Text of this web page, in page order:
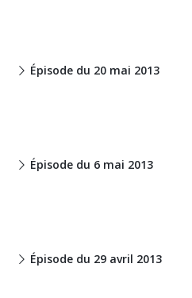
Épisode du 20 mai 2013
Épisode du 6 mai 2013
Épisode du 29 avril 2013